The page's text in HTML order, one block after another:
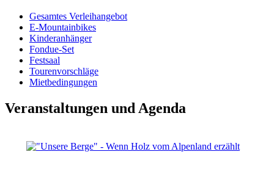
Gesamtes Verleihangebot
E-Mountainbikes
Kinderanhänger
Fondue-Set
Festsaal
Tourenvorschläge
Mietbedingungen
Veranstaltungen und Agenda